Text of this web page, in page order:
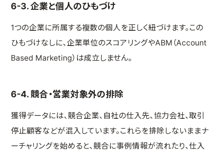
6-3. 企業と個人のひもづけ
1つの企業に所属する複数の個人を正しく紐づけます。この
ひもづけなしに、企業単位のスコアリングやABM（Account
Based Marketing）は成立しません。
6-4. 競合・営業対象外の排除
獲得データには、競合企業、自社の仕入先、協力会社、取引
停止顧客などが混入しています。これらを排除しないままナ
ーチャリングを始めると、競合に事例情報が流れたり、仕入